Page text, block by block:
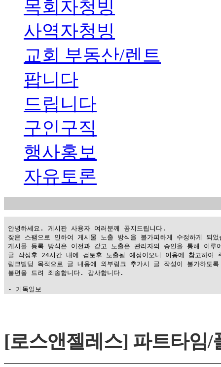
목회자청빙
사역자청빙
교회 부동산/렌트
팝니다
드립니다
구인구직
행사홍보
자유토론
안녕하세요. 게시판 사용자 여러분께 공지드립니다.
잦은 스팸으로 인하여 게시물 노출 방식을 불가피하게 수정하게 되었
게시물 등록 방식은 이전과 같고 노출은 관리자의 승인을 통해 이루
글 작성후 24시간 내에 검토후 노출될 예정이오니 이용에 참고하여
링크빌딩 목적으로 글 내용에 외부링크 추가시 글 작성이 불가하도
불편을 드려 죄송합니다. 감사합니다.
- 기독일보
남
찾
[로스앤젤레스] 파트타임/